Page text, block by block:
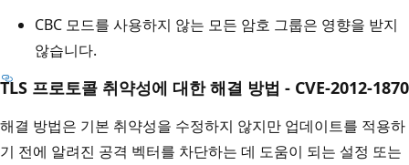
CBC 모드를 사용하지 않는 모든 암호 그룹은 영향을 받지
않습니다.
TLS 프로토콜 취약성에 대한 해결 방법 - CVE-2012-1870
해결 방법은 기본 취약성을 수정하지 않지만 업데이트를 적용하
기 전에 알려진 공격 벡터를 차단하는 데 도움이 되는 설정 또는